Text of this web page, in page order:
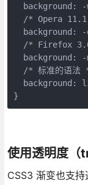
background :
/* Opera
background : -
/* Firefox
background : -
/* 标准的语法
background :
}
使用透明度（
CSS3 渐变也支